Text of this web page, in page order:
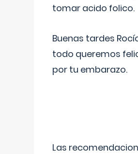
tomar acido folico.
Buenas tardes
todo queremos
por tu embarazo.
Las